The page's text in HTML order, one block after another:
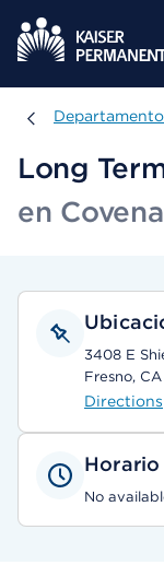
Long
en
3408 E
Fresno,
Directions
Horario
No